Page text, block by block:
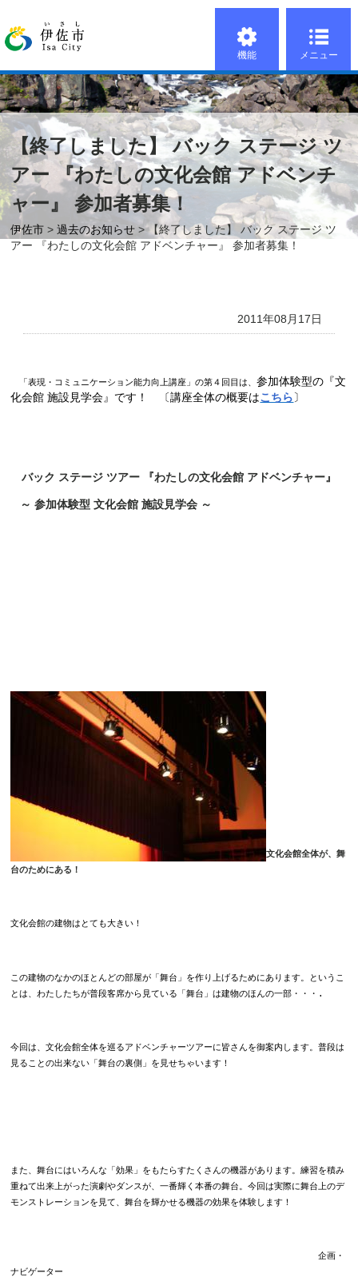
機能 メニュー
【終了しました】 バック ステージ ツ
アー 『わたしの文化会館 アドベンチ
ャー』 参加者募集！
伊佐市 >過去のお知らせ > 【終了しました】 バック ステージ ツ
アー 『わたしの文化会館 アドベンチャー』 参加者募集！
2011年08月17日
「表現・コミュニケーション能力向上講座」の第４回目は、参加体験型の『文
化会館 施設見学会』です！ 〔講座全体の概要はこちら 〕
バック ステージ ツアー 『わたしの文化会館 アドベンチャー』
～ 参加体験型 文化会館 施設見学会 ～
文化会館全体が、舞
台のためにある！
文化会館の建物はとても大きい！
この建物のなかのほとんどの部屋が「舞台」を作り上げるためにあります。というこ
とは、わたしたちが普段客席から見ている「舞台」は建物のほんの一部・・・.
今回は、文化会館全体を巡るアドベンチャーツアーに皆さんを御案内します。普段は
見ることの出来ない「舞台の裏側」を見せちゃいます！
また、舞台にはいろんな「効果」をもたらすたくさんの機器があります。練習を積み
重ねて出来上がった演劇やダンスが、一番輝く本番の舞台。今回は実際に舞台上のデ
モンストレーションを見て、舞台を輝かせる機器の効果を体験します！
企画・
ナビゲーター